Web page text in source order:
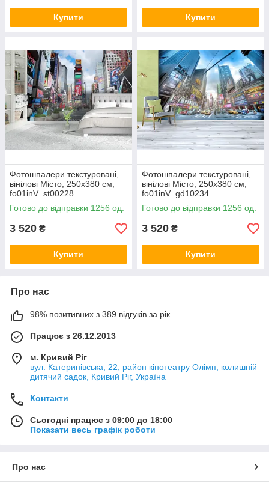
Купити Купити
Фотошпалери текстуровані,
вінілові Місто, 250х380 см,
fo01inV_st00228
Готово до відправки 1256 од.
3 520 ₴
Купити
Фотошпалери текстуровані,
вінілові Місто, 250х380 см,
fo01inV_gd10234
Готово до відправки 1256 од.
3 520 ₴
Купити
Про нас
98% позитивних з 389 відгуків за рік
Працює з 26.12.2013
м. Кривий Ріг
вул. Катеринівська, 22, район кінотеатру Олімп, колишній
дитячий садок, Кривий Ріг, Україна
Контакти
Сьогодні працює з 09:00 до 18:00
Показати весь графік роботи
Про нас